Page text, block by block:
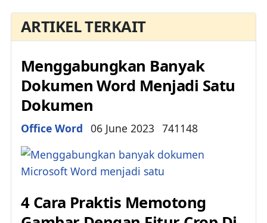
ARTIKEL TERKAIT
Menggabungkan Banyak
Dokumen Word Menjadi Satu
Dokumen
Details
Office Word 06 June 2023 741148
4 Cara Praktis Memotong